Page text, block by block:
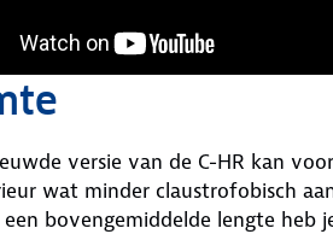
versie van de C-HR kan
wat minder claustrofobisch
bovengemiddelde lengte heb